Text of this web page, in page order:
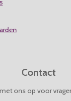
Contact
ons op voor